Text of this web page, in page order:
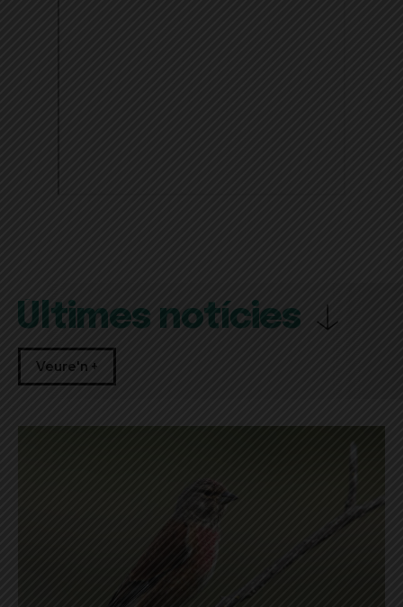
Últimes notícies
Veure'n +